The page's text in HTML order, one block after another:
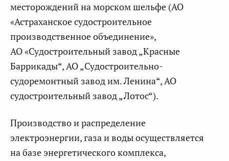
месторождений на морском шельфе (АО
«Астраханское судостроительное
производственное объединение»,
АО «Судостроительный завод „Красные
Баррикады“, АО „Судостроительно-
судоремонтный завод им. Ленина“, АО
судостроительный завод „Лотос“).
Производство и распределение
электроэнергии, газа и воды осуществляется
на базе энергетического комплекса,